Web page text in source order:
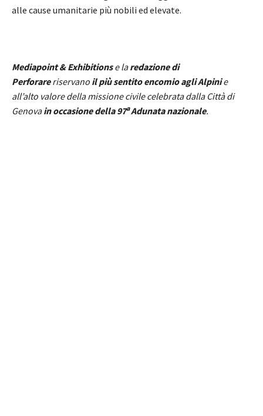
alle cause umanitarie più nobili ed elevate.
Mediapoint & Exhibitionse laredazione di
Perforareriservano il più sentito encomio agli Alpinie
all’alto valore della missione civile celebrata dalla Città di
Genovain occasione della 97aAdunata nazionale.